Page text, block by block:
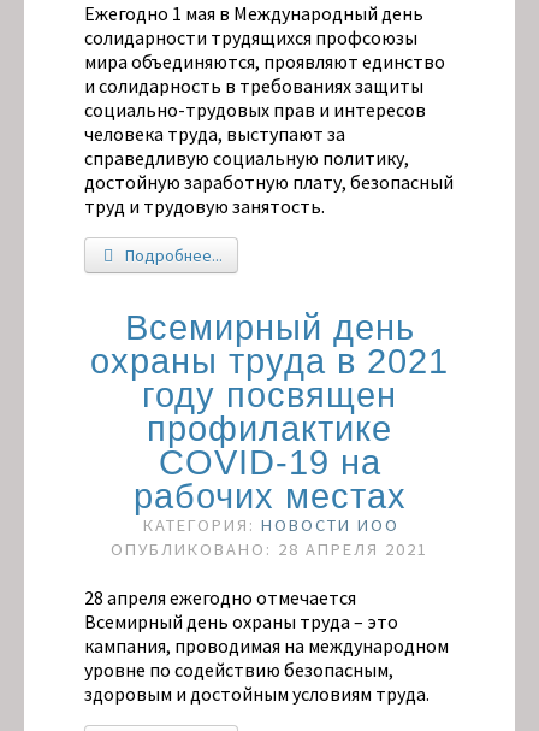
Ежегодно 1 мая в Международный день
солидарности трудящихся профсоюзы
мира объединяются, проявляют единство
и солидарность в требованиях защиты
социально-трудовых прав и интересов
человека труда, выступают за
справедливую социальную политику,
достойную заработную плату, безопасный
труд и трудовую занятость.
Подробнее...
Всемирный день
охраны труда в 2021
году посвящен
профилактике
COVID-19 на
рабочих местах
КАТЕГОРИЯ: НОВОСТИ ИОО
ОПУБЛИКОВАНО: 28 АПРЕЛЯ 2021
28 апреля ежегодно отмечается
Всемирный день охраны труда – это
кампания, проводимая на международном
уровне по содействию безопасным,
здоровым и достойным условиям труда.